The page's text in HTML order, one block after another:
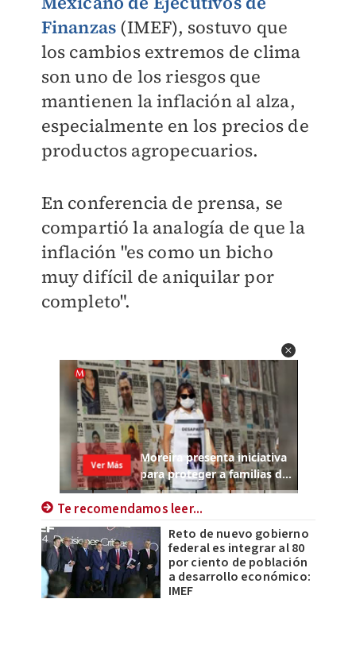
Finanzas (IMEF), sostuvo que
los cambios extremos de clima
son uno de los riesgos que
mantienen la inflación al alza,
especialmente en los precios de
productos agropecuarios.
En conferencia de prensa, se
compartió la analogía de que la
inflación "es como un bicho
muy difícil de aniquilar por
completo".
Te recomendamos leer...
Reto de nuevo gobierno
federal es integrar al 80
por ciento de población
a desarrollo económico:
IMEF